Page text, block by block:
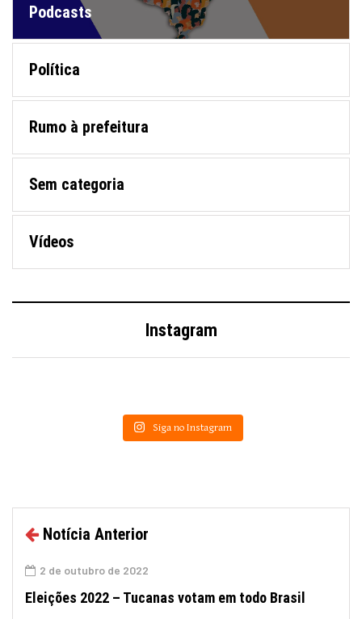
Podcasts
Política
Rumo à prefeitura
Sem categoria
Vídeos
Instagram
Siga no Instagram
Notícia Anterior
2 de outubro de 2022
Eleições 2022 – Tucanas votam em todo Brasil